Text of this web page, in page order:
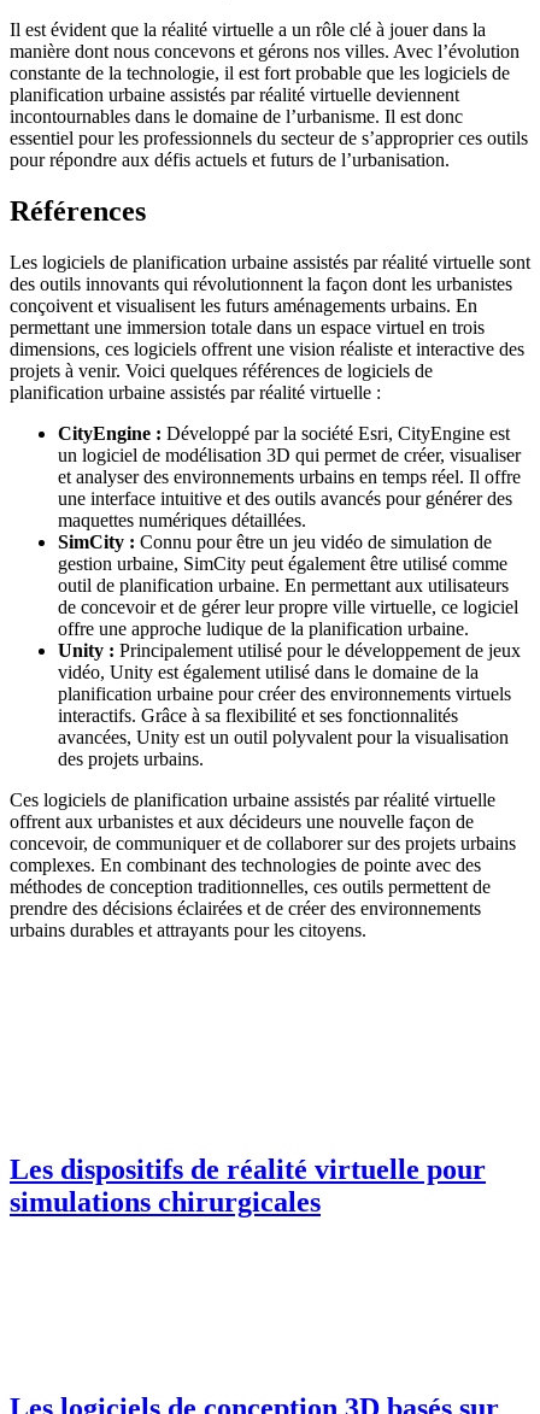
Il est évident que la réalité virtuelle a un rôle clé à jouer dans la
manière dont nous concevons et gérons nos villes. Avec l’évolution
constante de la technologie, il est fort probable que les logiciels de
planification urbaine assistés par réalité virtuelle deviennent
incontournables dans le domaine de l’urbanisme. Il est donc
essentiel pour les professionnels du secteur de s’approprier ces outils
pour répondre aux défis actuels et futurs de l’urbanisation.
Références
Les logiciels de planification urbaine assistés par réalité virtuelle sont
des outils innovants qui révolutionnent la façon dont les urbanistes
conçoivent et visualisent les futurs aménagements urbains. En
permettant une immersion totale dans un espace virtuel en trois
dimensions, ces logiciels offrent une vision réaliste et interactive des
projets à venir. Voici quelques références de logiciels de
planification urbaine assistés par réalité virtuelle :
CityEngine : Développé par la société Esri, CityEngine est
un logiciel de modélisation 3D qui permet de créer, visualiser
et analyser des environnements urbains en temps réel. Il offre
une interface intuitive et des outils avancés pour générer des
maquettes numériques détaillées.
SimCity : Connu pour être un jeu vidéo de simulation de
gestion urbaine, SimCity peut également être utilisé comme
outil de planification urbaine. En permettant aux utilisateurs
de concevoir et de gérer leur propre ville virtuelle, ce logiciel
offre une approche ludique de la planification urbaine.
Unity : Principalement utilisé pour le développement de jeux
vidéo, Unity est également utilisé dans le domaine de la
planification urbaine pour créer des environnements virtuels
interactifs. Grâce à sa flexibilité et ses fonctionnalités
avancées, Unity est un outil polyvalent pour la visualisation
des projets urbains.
Ces logiciels de planification urbaine assistés par réalité virtuelle
offrent aux urbanistes et aux décideurs une nouvelle façon de
concevoir, de communiquer et de collaborer sur des projets urbains
complexes. En combinant des technologies de pointe avec des
méthodes de conception traditionnelles, ces outils permettent de
prendre des décisions éclairées et de créer des environnements
urbains durables et attrayants pour les citoyens.
Les dispositifs de réalité virtuelle pour
simulations chirurgicales